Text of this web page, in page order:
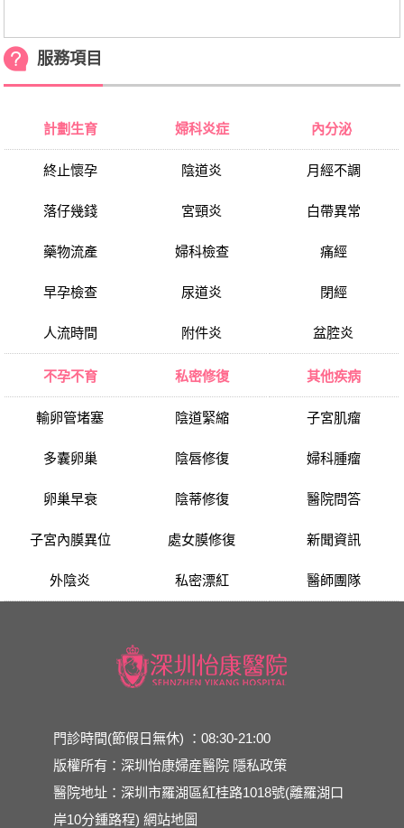
服務項目
計劃生育
終止懷孕
落仔幾錢
藥物流產
早孕檢查
人流時間
婦科炎症
陰道炎
宮頸炎
婦科檢查
尿道炎
附件炎
內分泌
月經不調
白帶異常
痛經
閉經
盆腔炎
不孕不育
輸卵管堵塞
多囊卵巢
卵巢早衰
子宮內膜異位
外陰炎
私密修復
陰道緊縮
陰唇修復
陰蒂修復
處女膜修復
私密漂紅
其他疾病
子宮肌瘤
婦科腫瘤
醫院問答
新聞資訊
醫師團隊
門診時間(節假日無休) ：08:30-21:00
版權所有：深圳怡康婦産醫院 隱私政策
醫院地址：深圳市羅湖區紅桂路1018號(離羅湖口
岸10分鍾路程)網站地圖